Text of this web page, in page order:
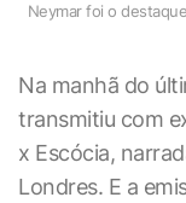
Neymar foi o
Na manhã do
transmitiu com
x Escócia,
Londres. E a